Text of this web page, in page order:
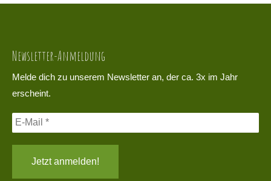
Newsletter-Anmeldung
Melde dich zu unserem Newsletter an, der ca. 3x im Jahr
erscheint.